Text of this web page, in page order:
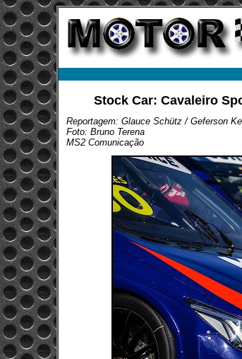
Stock Car: Cavaleiro
Reportagem: Glauce Schütz / Geferson
Foto: Bruno Terena
MS2 Comunicação